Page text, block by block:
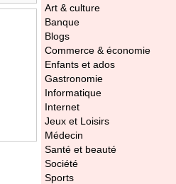
Art & culture
Banque
Blogs
Commerce & économie
Enfants et ados
Gastronomie
Informatique
Internet
Jeux et Loisirs
Médecin
Santé et beauté
Société
Sports